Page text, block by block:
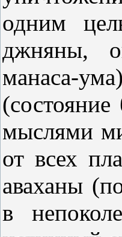
одним
джняны,
манаса-
мыслями
от всех
аваханы
в